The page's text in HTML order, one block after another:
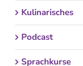
Kulinarisches
Podcast
Sprachkurse